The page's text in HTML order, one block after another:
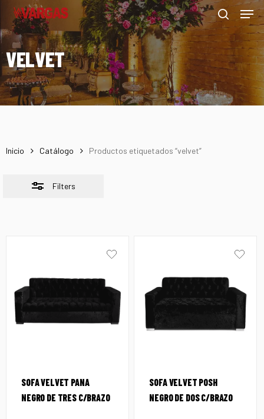
Skip
main
content
search
Menu
VELVET
Inicio Catálogo Productos etiquetados “velvet”
Filters
Close
Filters
SOFA VELVET PANA
NEGRO DE TRES C/BRAZO
SOFA VELVET POSH
NEGRO DE DOS C/BRAZO
Menu